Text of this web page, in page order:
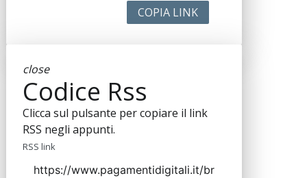
COPIA LINK
close
Codice Rss
Clicca sul pulsante per copiare il link
RSS negli appunti.
RSS link